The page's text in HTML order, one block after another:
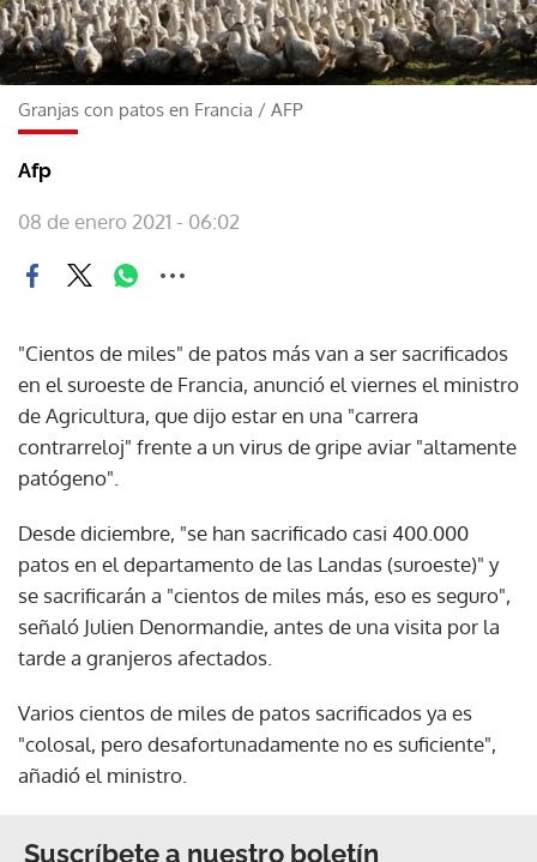
Granjas con patos en Francia / AFP
Afp
08 de enero 2021 - 06:02
"Cientos de miles" de patos más van a ser sacrificados
en el suroeste de Francia, anunció el viernes el ministro
de Agricultura, que dijo estar en una "carrera
contrarreloj" frente a un virus de gripe aviar "altamente
patógeno".
Desde diciembre, "se han sacrificado casi 400.000
patos en el departamento de las Landas (suroeste)" y
se sacrificarán a "cientos de miles más, eso es seguro",
señaló Julien Denormandie, antes de una visita por la
tarde a granjeros afectados.
Varios cientos de miles de patos sacrificados ya es
"colosal, pero desafortunadamente no es suficiente",
añadió el ministro.
Suscríbete a nuestro boletín